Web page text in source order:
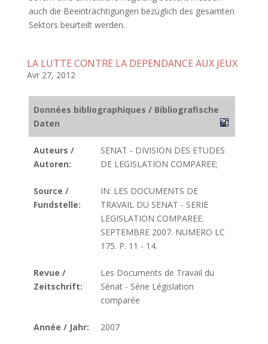
auch die Beeinträchtigungen bezüglich des gesamten
Sektors beurteilt werden.
LA LUTTE CONTRE LA DEPENDANCE AUX JEUX
Avr 27, 2012
Données bibliographiques / Bibliografische
Daten
Auteurs /
Autoren:
SENAT - DIVISION DES ETUDES
DE LEGISLATION COMPAREE;
Source /
Fundstelle:
IN: LES DOCUMENTS DE
TRAVAIL DU SENAT - SERIE
LEGISLATION COMPAREE.
SEPTEMBRE 2007. NUMERO LC
175. P. 11 - 14.
Revue /
Zeitschrift:
Les Documents de Travail du
Sénat - Série Législation
comparée
Année / Jahr: 2007